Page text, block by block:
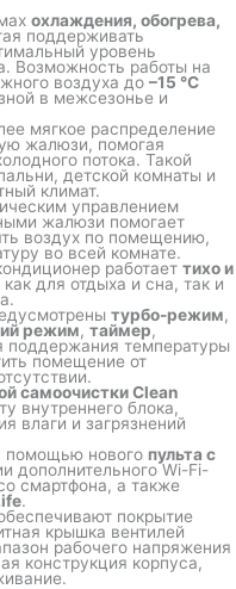
охлаждения, обогрева,
поддерживать
уровень
Возможность работы на
воздуха до–15 °C
в межсезонье и
мягкое распределение
жалюзи, помогая
потока. Такой
детской комнаты и
климат.
управлением
жалюзи помогает
воздух по помещению,
во всей комнате.
работаеттихо и
для отдыха и сна, так и
турбо-режим,
режим,таймер,
поддержания температуры
помещение от
самоочистки Clean
внутреннего блока,
влаги и загрязнений
помощью нового пульта с
дополнительного Wi-Fi-
смартфона, а также
.
покрытие
крышка вентилей
рабочего напряжения
конструкция корпуса,